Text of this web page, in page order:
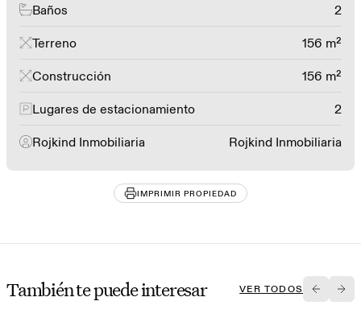
Baños 2
Terreno 156 m²
Construcción 156 m²
Lugares de estacionamiento 2
Rojkind Inmobiliaria Rojkind Inmobiliaria
IMPRIMIR PROPIEDAD
También te puede interesar VER TODOS